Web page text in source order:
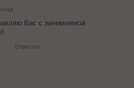
Вас с занимаемой
Ответить